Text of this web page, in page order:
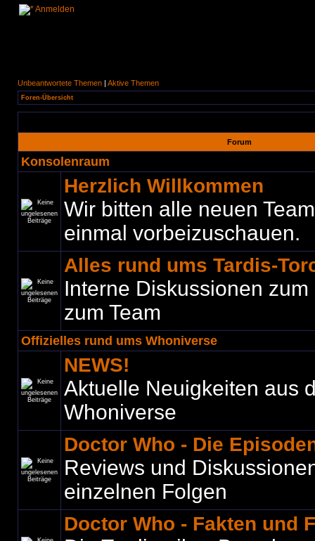
Anmelden
Unbeantwortete Themen | Aktive Themen
Foren-Übersicht
Forum
Konsolenraum
Herzlich Willkommen
Wir bitten alle neuen
einmal vorbeizuschauen.
Alles rund ums Tardis-
Interne Diskussionen
zum Team
Offizielles rund ums Whoniverse
NEWS!
Aktuelle Neuigkeiten aus
Whoniverse
Doctor Who - Die
Reviews und
einzelnen Folgen
Doctor Who - Fakten und